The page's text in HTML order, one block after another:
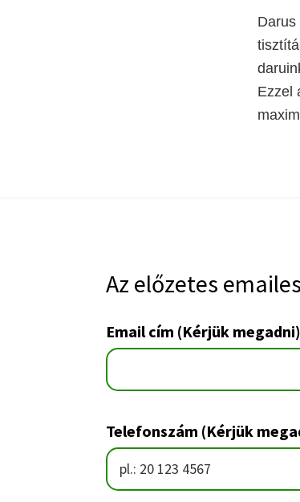
Ezzel
Az előzetes
Email cím (Kérjük megadni)
Telefonszám (Kérjük